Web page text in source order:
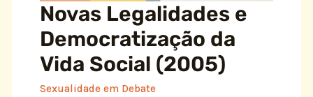
Novas Legalidades e
Democratização da
Vida Social (2005)
Sexualidade em Debate